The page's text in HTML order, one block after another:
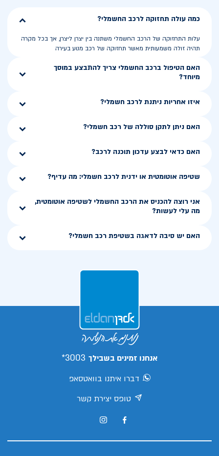
כמה עולה תחזוקה לרכב החשמלי?
עלות התחזוקה של הרכב החשמלי משתנה בין יצרן ליצרן, אך בכל מקרה
תהיה זולה משמעותית מאשר תחזוקה של רכב מנוע בעירה
האם הטיפול ברכב החשמלי צריך להתבצע במוסך
מיוחד?
איזו אחריות ניתנת לרכב חשמלי?
האם ניתן לתקן סוללה של רכב חשמלי?
האם כדאי לבצע עדכון תוכנה לרכב?
שטיפה אוטומטית או ידנית לרכב חשמלי: מה עדיף?
אני רוצה להכניס את הרכב החשמלי לשטיפה אוטומטית,
מה עלי לעשות?
האם יש סיבה לדאגה בשטיפת רכב חשמלי?
אנחנו זמינים בשבילך 3003*
דברו איתנו בוואטסאפ
טופס יצירת קשר